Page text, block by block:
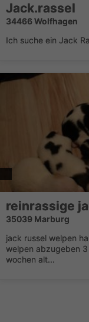
Jack.rassel
34466 Wolfhagen
Ich suche ein Jack
reinrassige
35039 Marburg
jack russel welpen
welpen abzugeben
wochen alt...